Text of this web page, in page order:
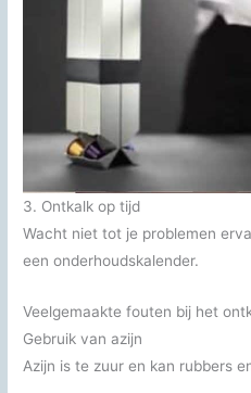
3. Ontkalk op tijd
Wacht niet tot je problemen
een onderhoudskalender.
Veelgemaakte fouten bij het
Gebruik van azijn
Azijn is te zuur en kan rubbers